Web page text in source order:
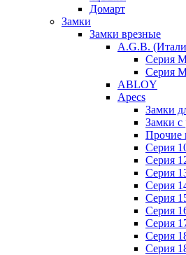
Домарт
Замки
Замки врезные
A.G.B.
Серия
Серия
ABLOY
Apecs
Замки
Замки с
Прочие
Серия
Серия
Серия
Серия
Серия
Серия
Серия
Серия
Серия